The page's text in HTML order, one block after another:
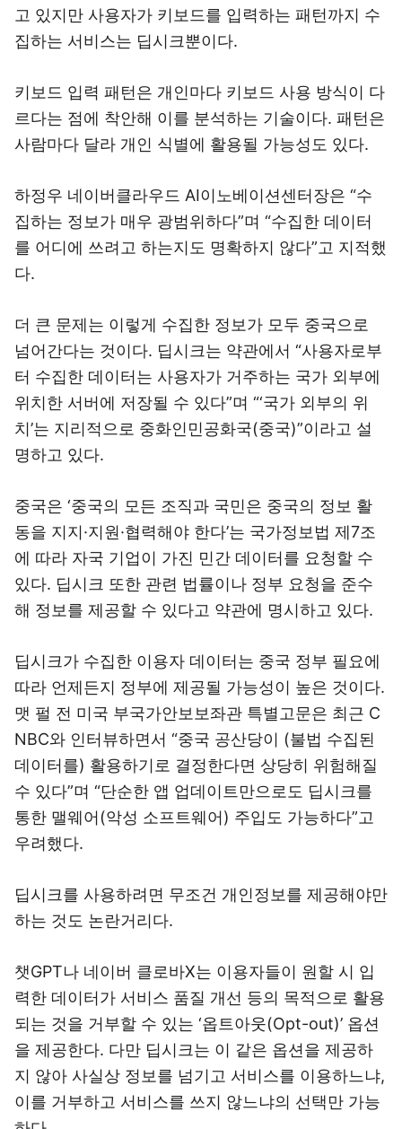
고 있지만 사용자가 키보드를 입력하는 패턴까지 수
집하는 서비스는 딥시크뿐이다.
키보드 입력 패턴은 개인마다 키보드 사용 방식이 다
르다는 점에 착안해 이를 분석하는 기술이다. 패턴은
사람마다 달라 개인 식별에 활용될 가능성도 있다.
하정우 네이버클라우드 AI이노베이션센터장은 “수
집하는 정보가 매우 광범위하다”며 “수집한 데이터
를 어디에 쓰려고 하는지도 명확하지 않다”고 지적했
다.
더 큰 문제는 이렇게 수집한 정보가 모두 중국으로
넘어간다는 것이다. 딥시크는 약관에서 “사용자로부
터 수집한 데이터는 사용자가 거주하는 국가 외부에
위치한 서버에 저장될 수 있다”며 “‘국가 외부의 위
치’는 지리적으로 중화인민공화국(중국)”이라고 설
명하고 있다.
중국은 ‘중국의 모든 조직과 국민은 중국의 정보 활
동을 지지·지원·협력해야 한다’는 국가정보법 제7조
에 따라 자국 기업이 가진 민간 데이터를 요청할 수
있다. 딥시크 또한 관련 법률이나 정부 요청을 준수
해 정보를 제공할 수 있다고 약관에 명시하고 있다.
딥시크가 수집한 이용자 데이터는 중국 정부 필요에
따라 언제든지 정부에 제공될 가능성이 높은 것이다.
맷 펄 전 미국 부국가안보보좌관 특별고문은 최근 C
NBC와 인터뷰하면서 “중국 공산당이 (불법 수집된
데이터를) 활용하기로 결정한다면 상당히 위험해질
수 있다”며 “단순한 앱 업데이트만으로도 딥시크를
통한 맬웨어(악성 소프트웨어) 주입도 가능하다”고
우려했다.
딥시크를 사용하려면 무조건 개인정보를 제공해야만
하는 것도 논란거리다.
챗GPT나 네이버 클로바X는 이용자들이 원할 시 입
력한 데이터가 서비스 품질 개선 등의 목적으로 활용
되는 것을 거부할 수 있는 ‘옵트아웃(Opt-out)’ 옵션
을 제공한다. 다만 딥시크는 이 같은 옵션을 제공하
지 않아 사실상 정보를 넘기고 서비스를 이용하느냐,
이를 거부하고 서비스를 쓰지 않느냐의 선택만 가능